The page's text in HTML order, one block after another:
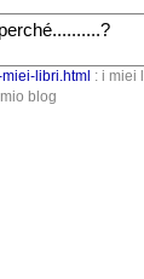
libri.html : i miei
blog